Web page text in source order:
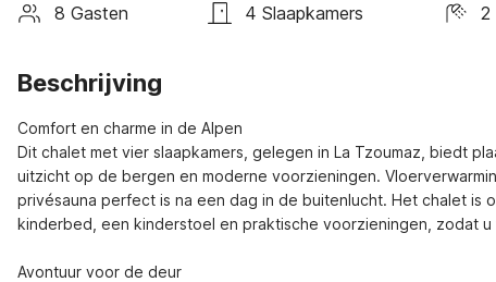
8 Gasten 4 Slaapkamers 2
Beschrijving
Comfort en charme in de Alpen
Dit chalet met vier slaapkamers, gelegen in La Tzoumaz, biedt
uitzicht op de bergen en moderne voorzieningen.
privésauna perfect is na een dag in de buitenlucht. Het chalet
kinderbed, een kinderstoel en praktische voorzieningen, zodat
Avontuur voor de deur